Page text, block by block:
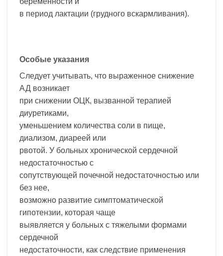
в период лактации (грудного вскармливания).
Особые указания
Следует учитывать, что выраженное снижение
АД возникает
при снижении ОЦК, вызванной терапией
диуретиками,
уменьшением количества соли в пище,
диализом, диареей или
рвотой. У больных хронической сердечной
недостаточностью с
сопутствующей почечной недостаточностью или
без нее,
возможно развитие симптоматической
гипотензии, которая чаще
выявляется у больных с тяжелыми формами
сердечной
недостаточности, как следствие применения